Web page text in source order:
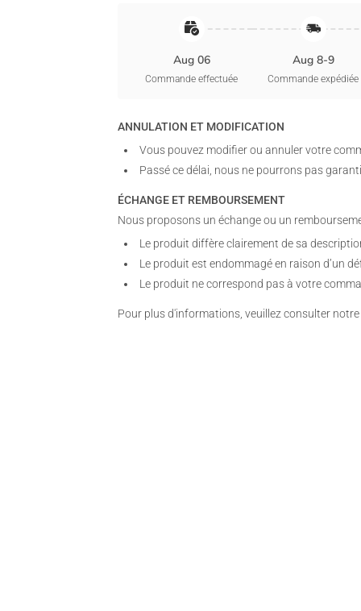
Aug 06
Commande effectuée
Aug 8-9
Commande expédiée
ANNULATION ET MODIFICATION
Vous pouvez modifier ou annuler votre
Passé ce délai, nous ne pourrons pas
ÉCHANGE ET REMBOURSEMENT
Nous proposons un échange ou un
Le produit diffère clairement de sa
Le produit est endommagé en raison d’un
Le produit ne correspond pas à votre
Pour plus d'informations, veuillez consulter